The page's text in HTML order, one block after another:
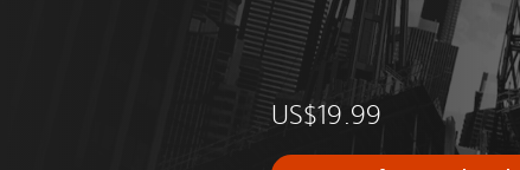
US$19.99